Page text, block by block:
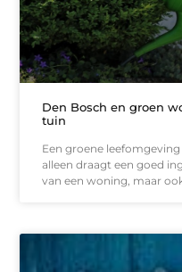
Den Bosch en groen
tuin
Een groene
alleen draagt een goed
van een woning, maar